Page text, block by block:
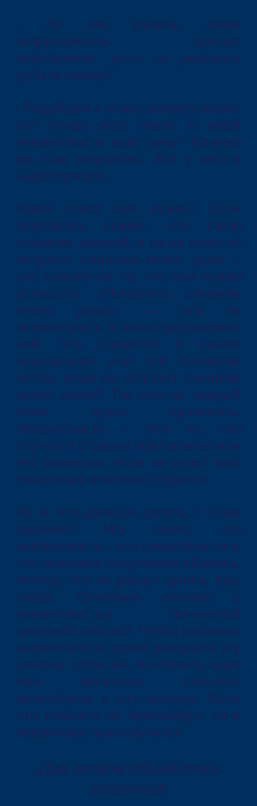
- Но как узнать, какая
неприятность грозит
покупателю, если он решится
купить товар?
- Подойдём к этому вопросу иначе:
кто лучше всех знает, о какой
неприятности идёт речь? Конечно
же, сам покупатель. Вот у него и
надо спросить.
Какой ответ нам нужен? Если
покупатель скажет, что товар
слишком дорогой, и из-за этого он
потратит слишком много денег –
это совсем не то, что нам нужно
услышать. «Потратить слишком
много денег» — это не
неприятность, а лишь преддверие к
ней. Что случится с самим
покупателем или его бизнесом
потом, когда он потратит слишком
много денег? Так что не каждый
ответ нужно принимать.
Неприятность – это то, что
случится с самим покупателем или
его бизнесом, если он купит ваш
товар и его опасение сбудется.
Ну и что дальше делать с этим
знанием? Мы знаем, что
неприятность – это следствие того,
что опасение покупателя сбылось,
потому что он решил купить ваш
товар. Опасение связано с
неприятностью логической
цепочкой событий. Чтобы избежать
неприятности, нужно разорвать эту
цепочку событий, исключить одно
или несколько событий,
включённых в эту цепочку. Если
эти события не произойдут, то и
неприятность не случится.
Два этапа обработки
опасения